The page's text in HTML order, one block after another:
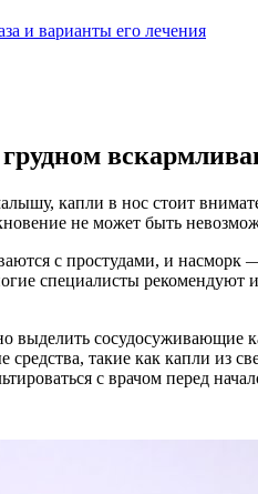
и варианты его лечения
капли в нос стоит
не может быть
с простудами, и насморк
специалисты рекомендуют
выделить сосудосуживающие
такие как капли из
с врачом перед